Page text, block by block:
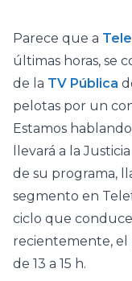
Parece que a
últimas horas, se
de la TV Pública
pelotas por un
Estamos
llevará a la
de su programa,
segmento en
ciclo que
recientemente, el
de 13 a 15 h.